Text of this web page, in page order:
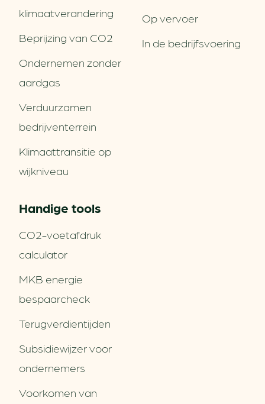
klimaatverandering
Beprijzing van CO2
Ondernemen zonder
aardgas
Verduurzamen
bedrijventerrein
Klimaattransitie op
wijkniveau
Op vervoer
In de bedrijfsvoering
Handige tools
CO2-voetafdruk
calculator
MKB energie
bespaarcheck
Terugverdien­tijden
Subsidiewijzer voor
ondernemers
Voorkomen van